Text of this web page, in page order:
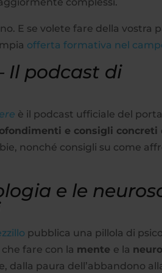
E se volete fare della vostra
offerta formativa nel
Il podcast di
è il podcast ufficiale del
e consigli concreti
nonché consigli su come
e le
pubblica una pillola di
fare con la mente e la
dalla paura dell’abbandono